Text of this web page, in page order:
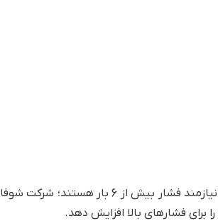
برای ساختمان های بلند نیازمند
برای فشارهای بالا افزایش دهد.